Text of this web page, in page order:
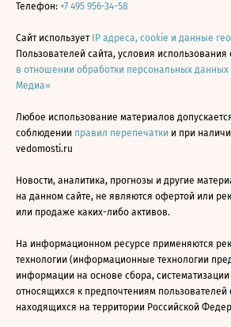
Телефон: +7 495 956-34-58
Сайт использует IP адреса, cookie и данные
Пользователей сайта, условия использования
в отношении обработки персональных
Медиа»
Любое использование материалов
соблюдении правил перепечатки и при
vedomosti.ru
Новости, аналитика, прогнозы и другие
на данном сайте, не являются офертой или
или продаже каких-либо активов.
На информационном ресурсе применяются
технологии (информационные технологии
информации на основе сбора,
относящихся к предпочтениям пользователей
находящихся на территории Российской